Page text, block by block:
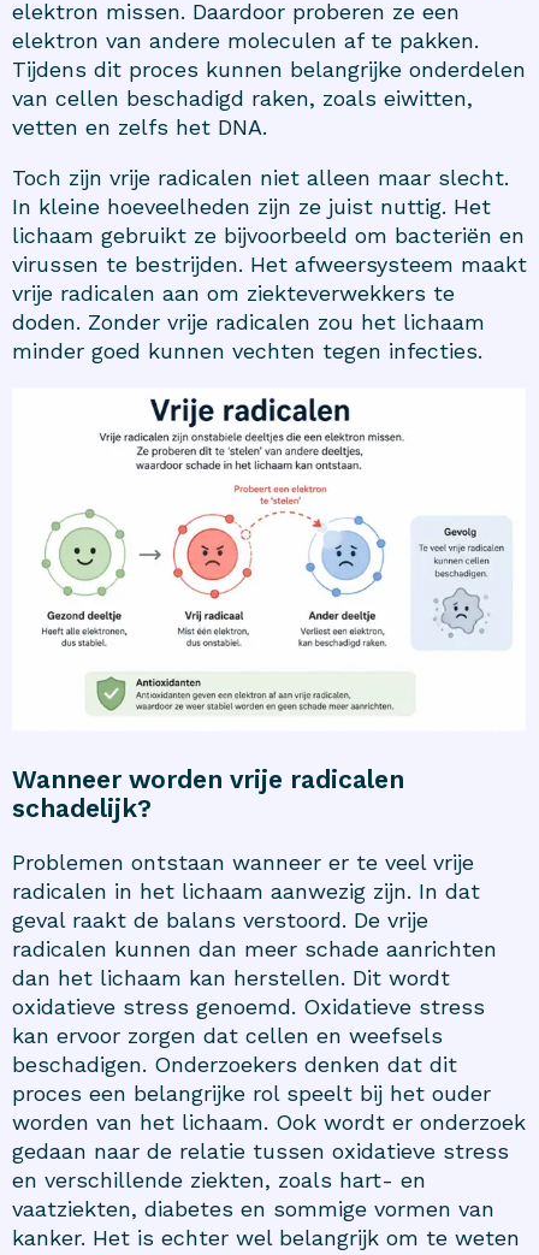
elektron missen. Daardoor proberen ze een
elektron van andere moleculen af te pakken.
Tijdens dit proces kunnen belangrijke onderdelen
van cellen beschadigd raken, zoals eiwitten,
vetten en zelfs het DNA.
Toch zijn vrije radicalen niet alleen maar slecht.
In kleine hoeveelheden zijn ze juist nuttig. Het
lichaam gebruikt ze bijvoorbeeld om bacteriën en
virussen te bestrijden. Het afweersysteem maakt
vrije radicalen aan om ziekteverwekkers te
doden. Zonder vrije radicalen zou het lichaam
minder goed kunnen vechten tegen infecties.
Wanneer worden vrije radicalen
schadelijk?
Problemen ontstaan wanneer er te veel vrije
radicalen in het lichaam aanwezig zijn. In dat
geval raakt de balans verstoord. De vrije
radicalen kunnen dan meer schade aanrichten
dan het lichaam kan herstellen. Dit wordt
oxidatieve stress genoemd. Oxidatieve stress
kan ervoor zorgen dat cellen en weefsels
beschadigen. Onderzoekers denken dat dit
proces een belangrijke rol speelt bij het ouder
worden van het lichaam. Ook wordt er onderzoek
gedaan naar de relatie tussen oxidatieve stress
en verschillende ziekten, zoals hart- en
vaatziekten, diabetes en sommige vormen van
kanker. Het is echter wel belangrijk om te weten